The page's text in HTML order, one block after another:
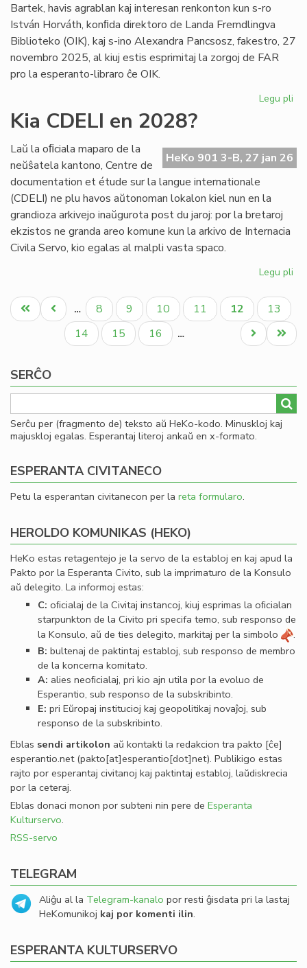
Bartek, havis agrablan kaj interesan renkonton kun s-ro
István Horváth, konﬁda direktoro de Landa Fremdlingva
Biblioteko (OIK), kaj s-ino Alexandra Pancsosz, fakestro, 27
novembro 2025, al kiuj estis esprimitaj la zorgoj de FAR
pro la esperanto-libraro ĉe OIK.
Legu pli
Kia CDELI en 2028?
HeKo 901 3-B, 27 jan 26
Laŭ la oﬁciala maparo de la
neŭŝatela kantono, Centre de
documentation et étude sur la langue internationale
(CDELI) ne plu havos aŭtonoman lokalon kiel nun en la
grandioza arkivejo inaŭgurota post du jaroj: por la bretaroj
ekzistos ne granda areo komune kun la arkivo de Internacia
Civila Servo, kio egalas al malpli vasta spaco.
Legu pli
Pagination
Unua
paĝo
Antaŭa
paĝo
… Paĝo
8 Paĝo
9 Paĝo
10 Paĝo
11
Aktuala
paĝo
12 Paĝo
13
Paĝo
14 Paĝo
15 Paĝo
16 …
Last
page
Next
page
SERĈO
Serĉu per (fragmento de) teksto aŭ HeKo-kodo. Minuskloj kaj
majuskloj egalas. Esperantaj literoj ankaŭ en x-formato.
ESPERANTA CIVITANECO
Petu la esperantan civitanecon per la reta formularo.
HEROLDO KOMUNIKAS (HEKO)
HeKo estas retagentejo je la servo de la establoj en kaj apud la
Pakto por la Esperanta Civito, sub la imprimaturo de la Konsulo
aŭ delegito. La informoj estas:
C: oﬁcialaj de la Civitaj instancoj, kiuj esprimas la oﬁcialan
starpunkton de la Civito pri specifa temo, sub responso de
la Konsulo, aŭ de ties delegito, markitaj per la simbolo
.
B: bultenaj de paktintaj establoj, sub responso de membro
de la koncerna komitato.
A: alies neoﬁcialaj, pri kio ajn utila por la evoluo de
Esperantio, sub responso de la subskribinto.
E: pri Eŭropaj institucioj kaj geopolitikaj novaĵoj, sub
responso de la subskribinto.
Eblas sendi artikolon aŭ kontakti la redakcion tra pakto [ĉe]
esperantio.net(pakto[at]esperantio[dot]net). Publikigo estas
rajto por esperantaj civitanoj kaj paktintaj establoj, laŭdiskrecia
por la ceteraj.
Eblas donaci monon por subteni nin pere de Esperanta
Kulturservo.
RSS-servo
TELEGRAM
Aliĝu al la Telegram-kanalo por resti ĝisdata pri la lastaj
HeKomunikoj kaj por komenti ilin.
ESPERANTA KULTURSERVO